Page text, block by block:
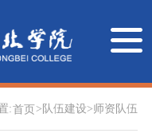
:首页 > 队伍建设>师资队伍